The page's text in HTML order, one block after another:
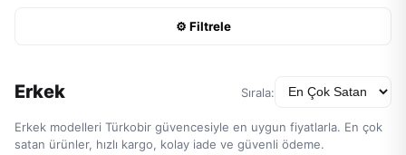
⚙ Filtrele
Erkek Sırala:
Erkek modelleri Türkobir güvencesiyle en uygun fiyatlarla. En çok
satan ürünler, hızlı kargo, kolay iade ve güvenli ödeme.